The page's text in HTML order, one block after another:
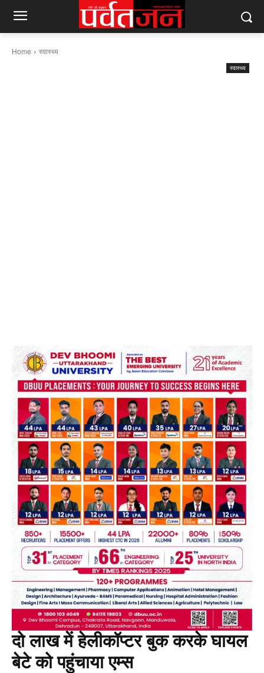
Home स्वास्थ्य
स्वास्थ्य
दो लाख में हेलीकॉप्टर बुक करके घायल
बेटे को पहुंचाया एम्स